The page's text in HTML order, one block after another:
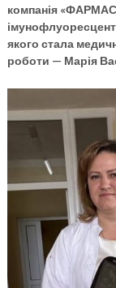
компанія
якого стала
роботи — Марія